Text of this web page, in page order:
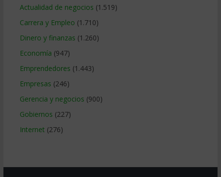
Actualidad de negocios (1.519)
Carrera y Empleo (1.710)
Dinero y finanzas (1.260)
Economía (947)
Emprendedores (1.443)
Empresas (246)
Gerencia y negocios (900)
Gobiernos (227)
Internet (276)